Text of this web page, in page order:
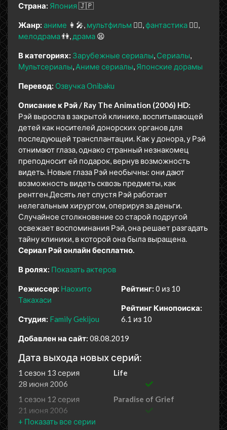
Страна: Япония🇯🇵
Жанр: аниме 👩‍🎤 мультфильм 🧚‍♀️ фантастика 🧙‍♀️
мелодрама👫 драма 😫
В категориях: Зарубежные сериалы Сериалы
Мультсериалы Аниме сериалы Японские дорамы
Перевод: Озвучка Onibaku
Описание к Рэй / Ray The Animation (2006) HD:
Рэй выросла в закрытой клинике, воспитывающей
детей как носителей донорских органов для
последующей трансплантации. Как у донора, у Рэй
отнимают глаза, однако странный незнакомец
преподносит ей подарок, вернув возможность
видеть. Новые глаза Рэй необычны: они дают
возможность видеть сквозь предметы, как
рентген.Десять лет спустя Рэй работает
нелегальным хирургом, оперируя за деньги.
Случайное столкновение со старой подругой
освежает воспоминания Рэй, она решает разгадать
тайну клиники, в которой она была выращена.
Сериал Рэй онлайн бесплатно.
В ролях: Показать актеров
Режиссер: Наохито
Такахаси
Студия: Family Gekijou
Рейтинг: 0 из 10
Рейтинг Кинопоиска:
6.1 из 10
Добавлен на сайт: 08.08.2019
Дата выхода новых серий:
1 сезон 13 серия
Life
28 июня 2006
1 сезон 12 серия
Paradise of Grief
21 июня 2006
1 сезон 11 серия